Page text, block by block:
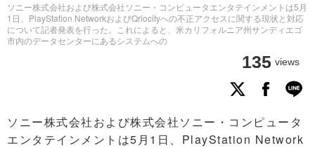
ソニー株式会社および株式会社ソニー・コンピュータエンタテインメントは5月
1日、PlayStation NetworkおよびQriocityへの不正アクセスに関する現状と対応
について記者発表を行った。これによると、米カリフォルニア州サンディエゴ
市内のデータセンターにあるシステムへの
135 views
ソニー株式会社および株式会社ソニー・コンピュータ
エンタテインメントは5月1日、PlayStation Network